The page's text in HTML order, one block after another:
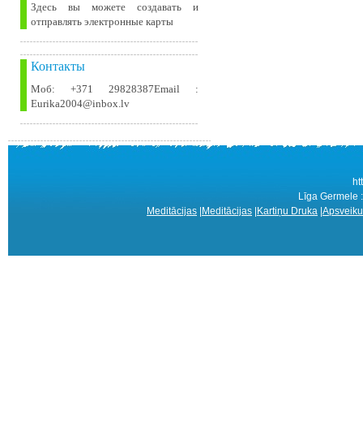
Здесь вы можете создавать и
отправлять электронные карты
Контакты
Моб: +371 29828387Email :
Eurika2004@inbox.lv
Līga Germele
Meditācijas Meditācijas Kartiņu Druka